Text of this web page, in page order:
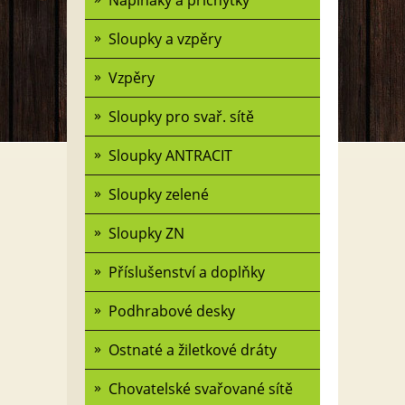
Sloupky a vzpěry
Vzpěry
Sloupky pro svař. sítě
Sloupky ANTRACIT
Sloupky zelené
Sloupky ZN
Příslušenství a doplňky
Podhrabové desky
Ostnaté a žiletkové dráty
Chovatelské svařované sítě